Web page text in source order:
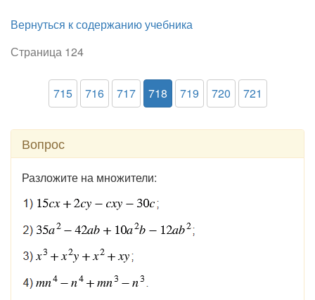
Вернуться к содержанию учебника
Страница 124
715 716 717 718 719 720 721
Вопрос
Разложите на множители: